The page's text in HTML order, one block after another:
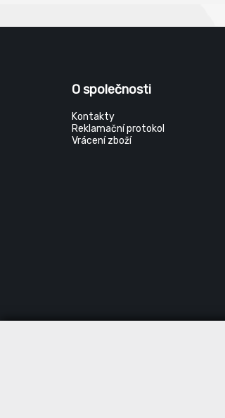
O společnosti
Kontakty
Reklamační protokol
Vrácení zboží